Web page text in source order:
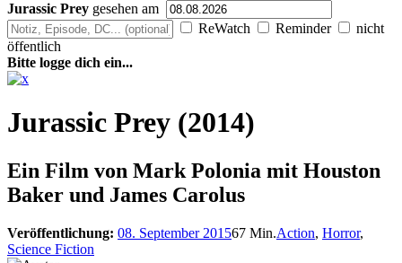
Jurassic Prey gesehen am
ReWatch
Reminder
nicht
öffentlich
Bitte logge dich ein...
Jurassic Prey (2014)
Ein Film von Mark Polonia mit Houston
Baker und James Carolus
Veröffentlichung: 08. September 201567 Min.Action, Horror,
Science Fiction